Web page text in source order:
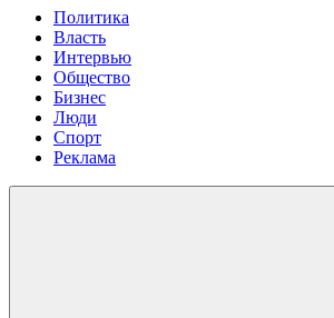
Политика
Власть
Интервью
Общество
Бизнес
Люди
Спорт
Реклама